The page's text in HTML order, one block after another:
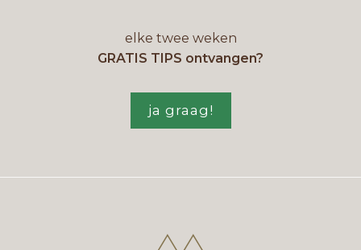
elke twee weken
GRATIS TIPS ontvangen?
ja graag!